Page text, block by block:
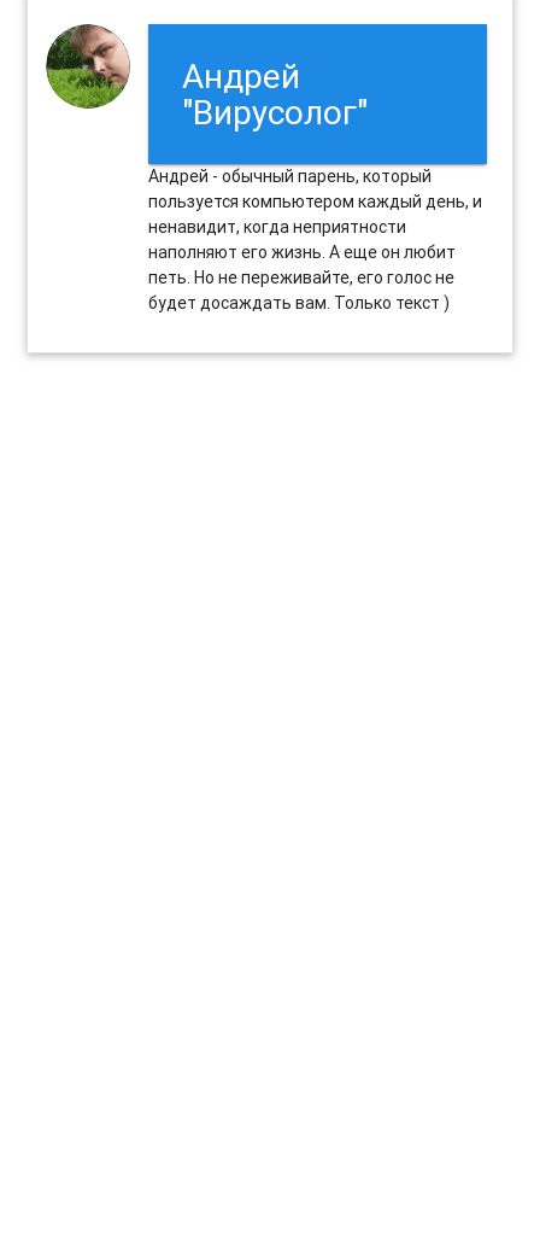
Андрей
"Вирусолог"
Андрей - обычный парень, который
пользуется компьютером каждый день, и
ненавидит, когда неприятности
наполняют его жизнь. А еще он любит
петь. Но не переживайте, его голос не
будет досаждать вам. Только текст )